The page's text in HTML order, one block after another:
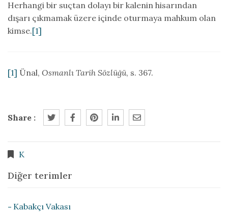
Herhangi bir suçtan dolayı bir kalenin hisarından
dışarı çıkmamak üzere içinde oturmaya mahkum olan
kimse.[1]
[1] Ünal, Osmanlı Tarih Sözlüğü, s. 367.
Share :
K
Diğer terimler
Kabakçı Vakası